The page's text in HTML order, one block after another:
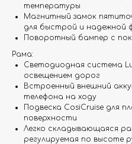
температуры
Магнитный замок
для быстрой и надежной
Поворотный бампер с
Рама:
Светодиодная система
освещением дорог
Встроенный внешний
телефона на ходу
Подвеска CosiCruise для
поверхности
Легко складывающаяся
регулируемая по высоте